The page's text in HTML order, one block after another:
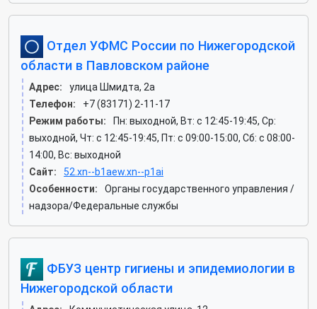
Отдел УФМС России по Нижегородской
области в Павловском районе
Адрес:
улица Шмидта, 2а
Телефон:
+7 (83171) 2-11-17
Режим работы:
Пн: выходной, Вт: c 12:45-19:45, Ср:
выходной, Чт: c 12:45-19:45, Пт: c 09:00-15:00, Сб: c 08:00-
14:00, Вс: выходной
Сайт:
52.xn--b1aew.xn--p1ai
Особенности:
Органы государственного управления /
надзора/Федеральные службы
ФБУЗ центр гигиены и эпидемиологии в
Нижегородской области